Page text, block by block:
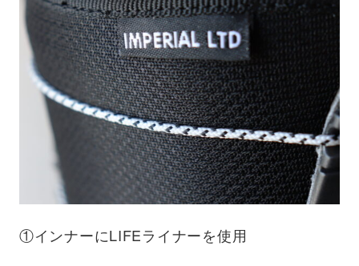
①インナーにLIFEライナーを使用